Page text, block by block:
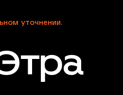
уточнении.